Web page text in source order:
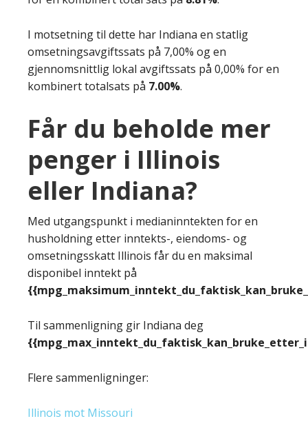
I motsetning til dette har Indiana en statlig
omsetningsavgiftssats på 7,00% og en
gjennomsnittlig lokal avgiftssats på 0,00% for en
kombinert totalsats på 7.00%.
Får du beholde mer
penger i Illinois
eller Indiana?
Med utgangspunkt i medianinntekten for en
husholdning etter inntekts-, eiendoms- og
omsetningsskatt Illinois får du en maksimal
disponibel inntekt på
Til sammenligning gir Indiana deg
Flere sammenligninger:
Illinois mot Missouri